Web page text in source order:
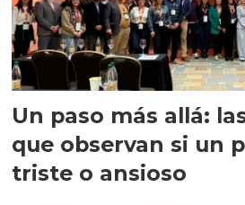
Un paso más allá:
que observan si un
triste o ansioso